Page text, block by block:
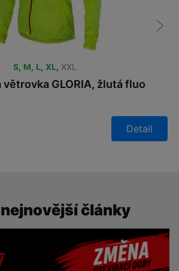
S, M, L, XL, XXL
větrovka GLORIA, žlutá fluo
Detail
nejnovější články